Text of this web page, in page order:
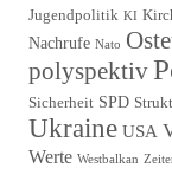
Jugendpolitik KI
Nachrufe Nato
polyspektiv
Sicherheit SPD
Ukraine USA
Werte Westbalkan